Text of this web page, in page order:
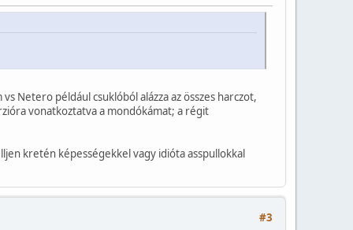
Netero például csuklóból alázza az összes harczot,
vonatkoztatva a mondókámat; a régit
kretén képességekkel vagy idióta asspullokkal
#3